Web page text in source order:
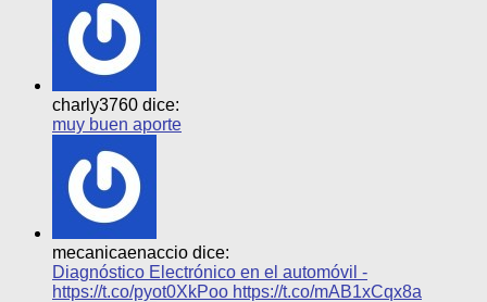
charly3760 dice:
muy buen aporte
mecanicaenaccio dice:
Diagnóstico Electrónico en el automóvil -
https://t.co/pyot0XkPoo https://t.co/mAB1xCqx8a